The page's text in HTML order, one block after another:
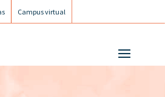
Campus virtual